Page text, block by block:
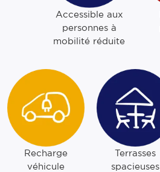
Accessible aux
personnes à
mobilité réduite
Recharge
véhicule
Terrasses
spacieuses